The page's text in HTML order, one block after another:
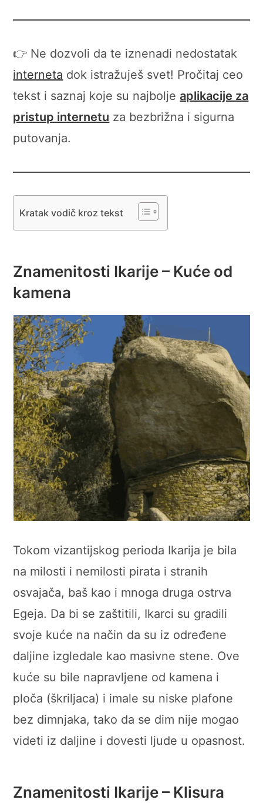
👉 Ne dozvoli da te iznenadi nedostatak
interneta dok istražuješ svet! Pročitaj ceo
tekst i saznaj koje su najbolje aplikacije za
pristup internetu za bezbrižna i sigurna
putovanja.
Kratak vodič kroz tekst
Znamenitosti Ikarije – Kuće od
kamena
Tokom vizantijskog perioda Ikarija je bila
na milosti i nemilosti pirata i stranih
osvajača, baš kao i mnoga druga ostrva
Egeja. Da bi se zaštitili, Ikarci su gradili
svoje kuće na način da su iz određene
daljine izgledale kao masivne stene. Ove
kuće su bile napravljene od kamena i
ploča (škriljaca) i imale su niske plafone
bez dimnjaka, tako da se dim nije mogao
videti iz daljine i dovesti ljude u opasnost.
Znamenitosti Ikarije – Klisura